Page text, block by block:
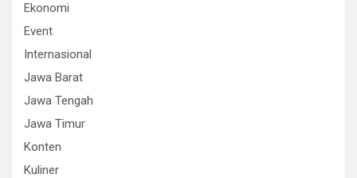
Ekonomi
Event
Internasional
Jawa Barat
Jawa Tengah
Jawa Timur
Konten
Kuliner